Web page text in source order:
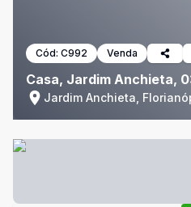
Cód: C992 Venda
Casa, Jardim Anchieta,
Jardim Anchieta,